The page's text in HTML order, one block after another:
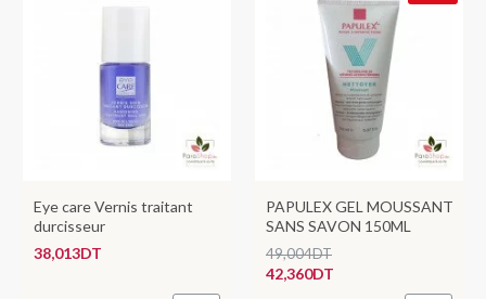
Eye care Vernis traitant
durcisseur
38,013DT
PAPULEX GEL MOUSSANT
SANS SAVON 150ML
42,360DT
49,004DT